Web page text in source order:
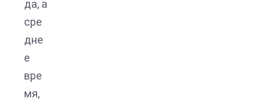
да, а
сре
дне
е
вре
мя,